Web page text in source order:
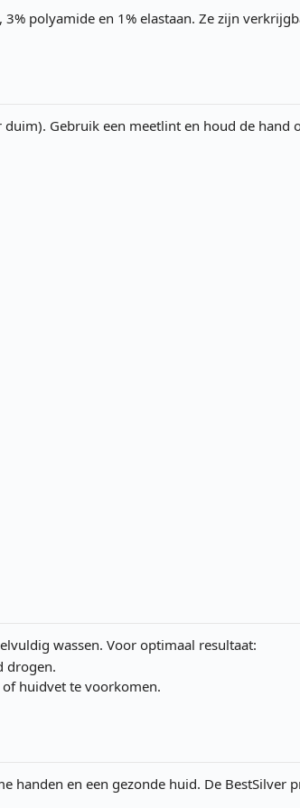
polyamide en 1% elastaan. Ze zijn
Gebruik een meetlint en houd de hand
wassen. Voor optimaal resultaat:
drogen.
huidvet te voorkomen.
handen en een gezonde huid. De